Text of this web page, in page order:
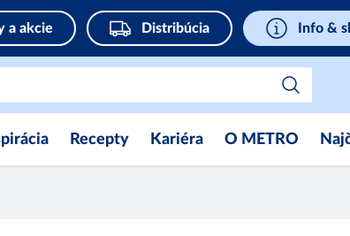
a akcie Distribúcia Info &
Recepty Kariéra O METRO